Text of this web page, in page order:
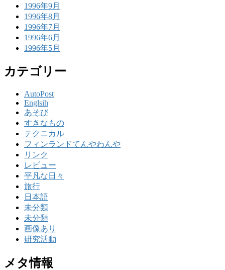
1996年9月
1996年8月
1996年7月
1996年6月
1996年5月
カテゴリー
AutoPost
Englsih
あそび
すきなもの
テクニカル
フィンランドてんやわんや
リンク
レビュー
平凡な日々
旅行
日本語
未分類
未分類
画像あり
研究活動
メタ情報